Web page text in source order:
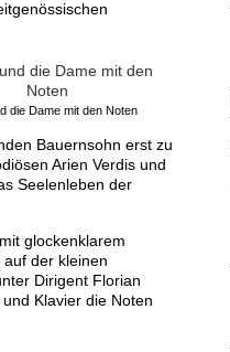
die Dame mit den Noten
Bauernsohn erst zu
Arien Verdis und
Seelenleben der
glockenklarem
der kleinen
Dirigent Florian
Klavier die Noten